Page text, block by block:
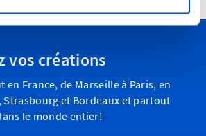
vos créations
France, de Marseille à Paris, en
Strasbourg et Bordeaux et partout
le monde entier!